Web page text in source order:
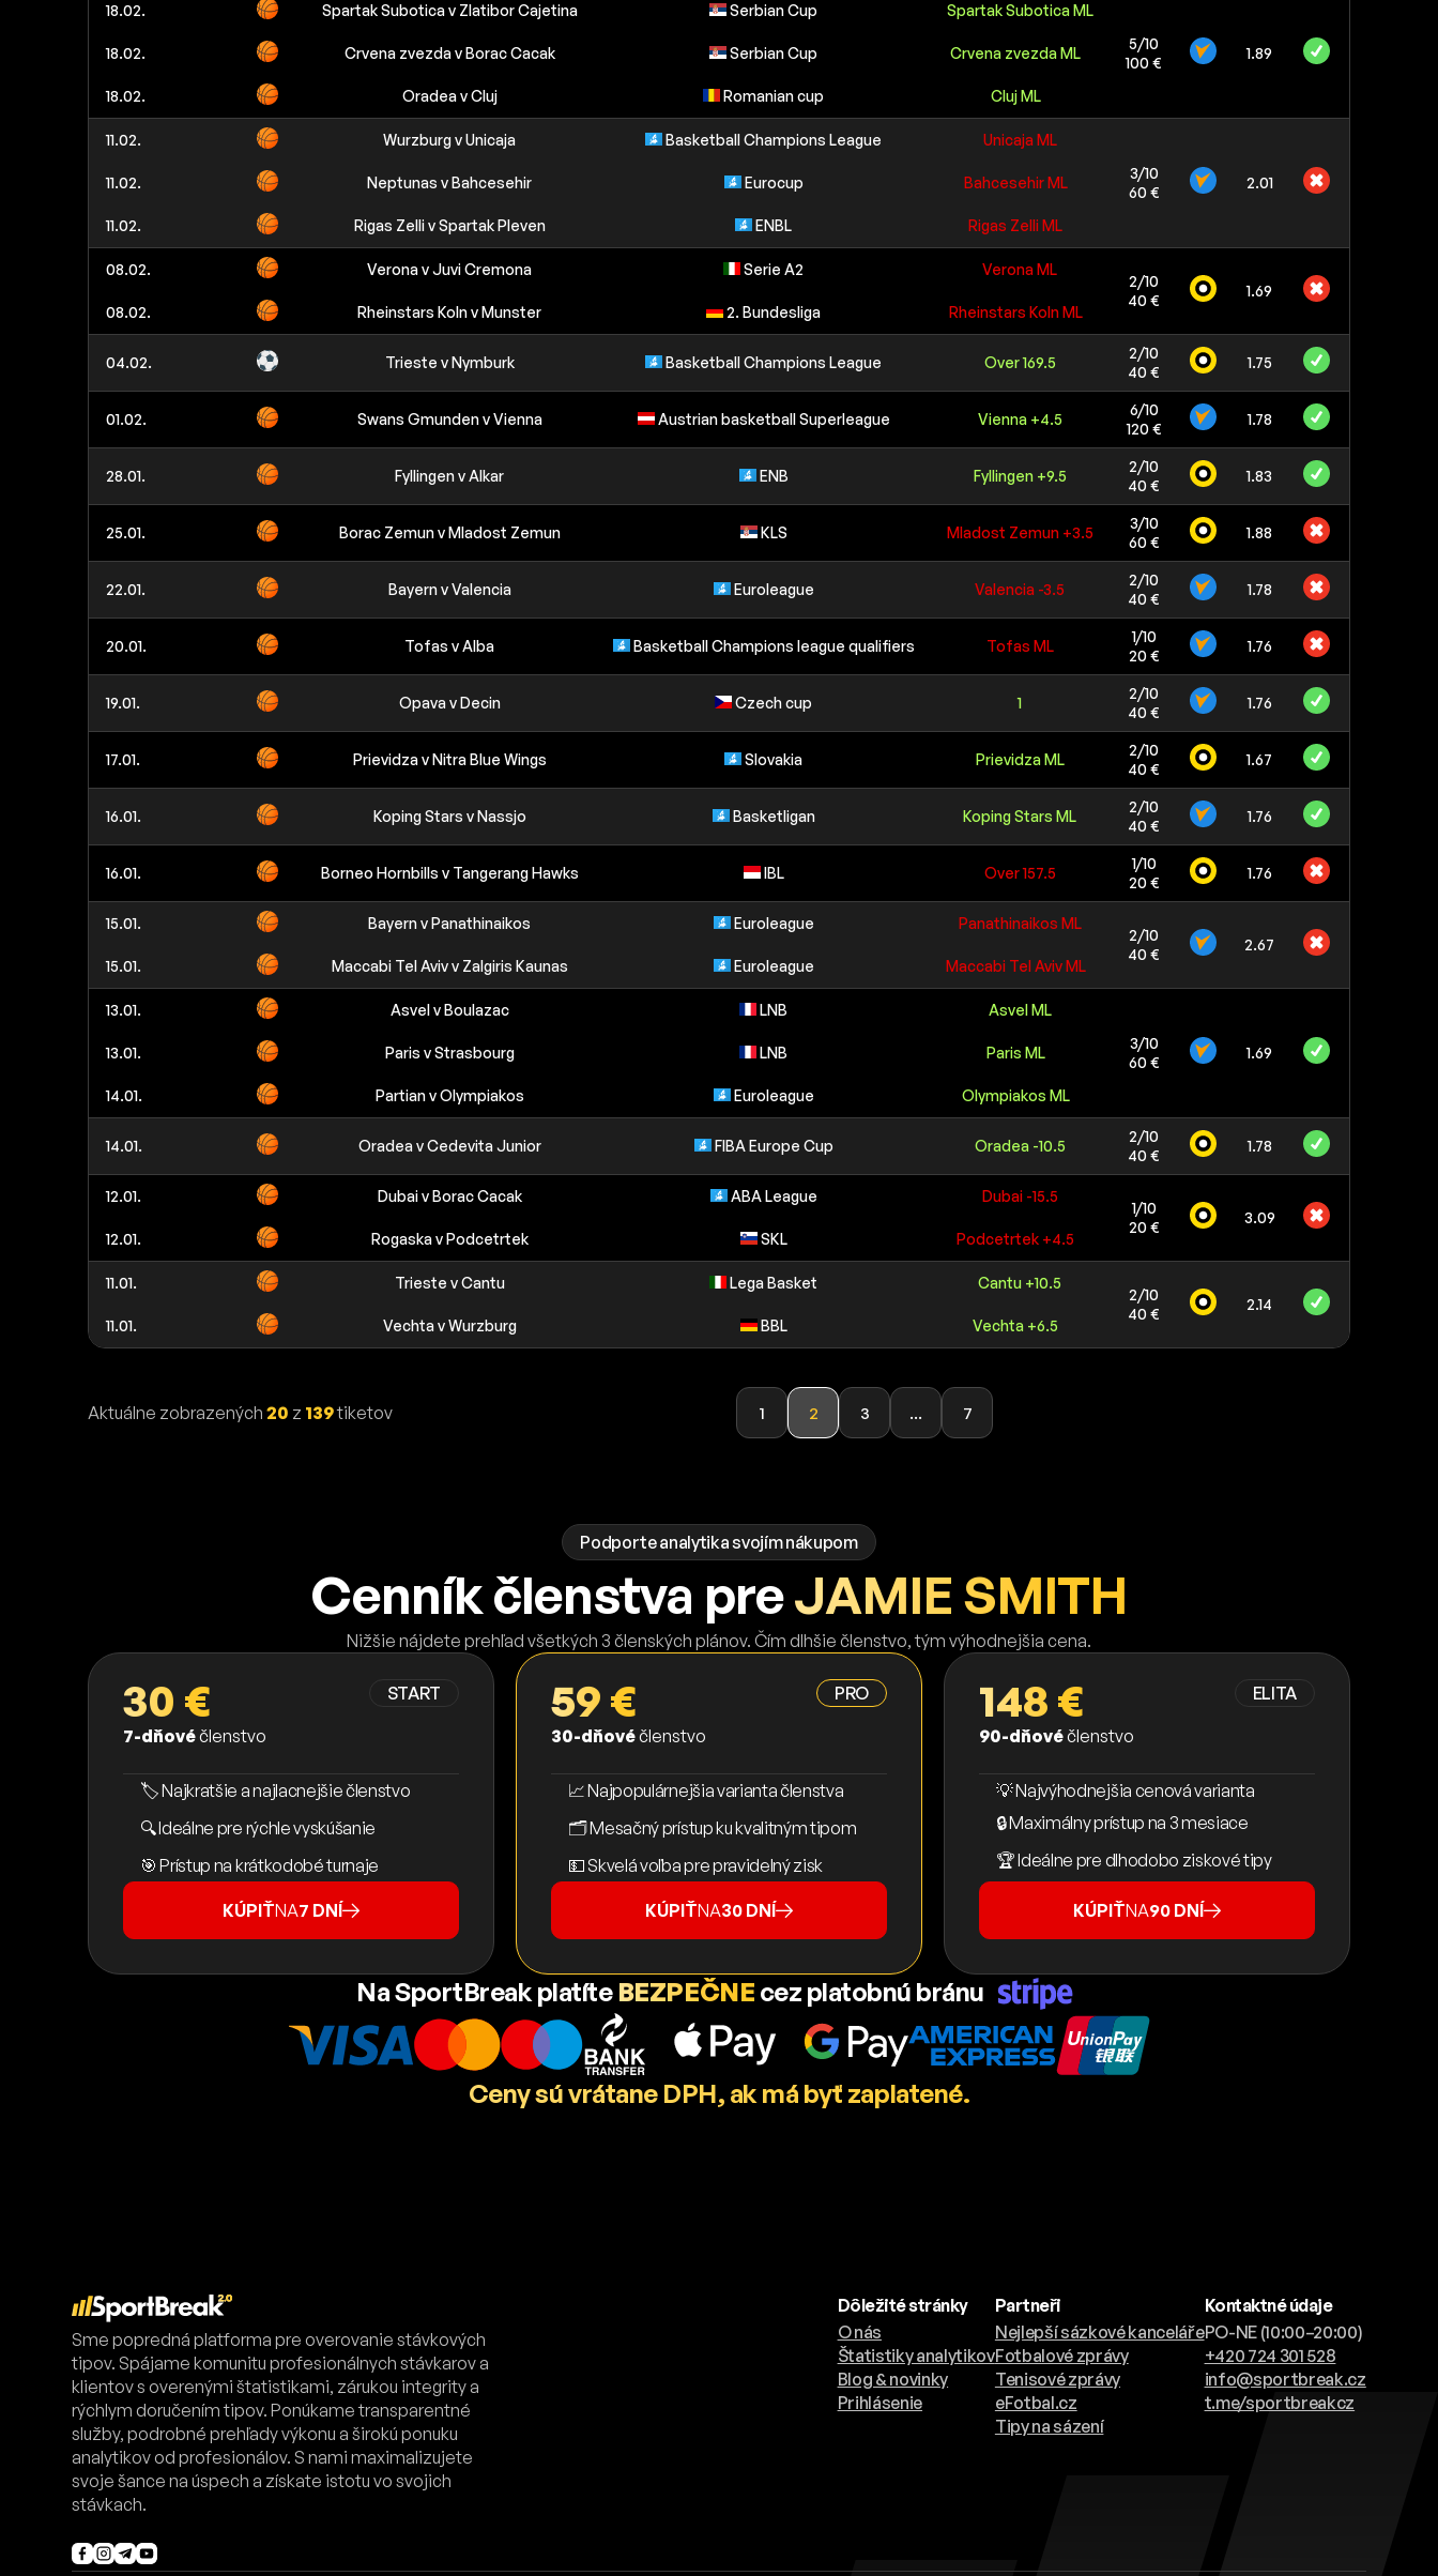
18.02. Spartak Subotica v Zlatibor Cajetina Serbian Cup
Spartak Subotica ML
5/10
100 €
1.89
18.02. Crvena zvezda v Borac Cacak Serbian Cup Crvena zvezda ML
18.02. Oradea v Cluj Romanian cup Cluj ML
11.02. Wurzburg v Unicaja Basketball Champions League
Unicaja ML
3/10
60 €
2.01
11.02. Neptunas v Bahcesehir Eurocup Bahcesehir ML
11.02. Rigas Zelli v Spartak Pleven ENBL Rigas Zelli ML
08.02. Verona v Juvi Cremona Serie A2 Verona ML
2/10
40 €
1.69
08.02.
Rheinstars Koln v Munster 2. Bundesliga Rheinstars Koln ML
04.02. Trieste v Nymburk Basketball Champions League Over 169.5
2/10
40 €
1.75
01.02. Swans Gmunden v Vienna Austrian basketball Superleague Vienna +4.5
6/10
120 €
1.78
28.01. Fyllingen v Alkar ENB Fyllingen +9.5
2/10
40 €
1.83
25.01. Borac Zemun v Mladost Zemun KLS Mladost Zemun +3.5
3/10
60 €
1.88
22.01. Bayern v Valencia Euroleague Valencia -3.5
2/10
40 €
1.78
20.01. Tofas v Alba Basketball Champions league qualifiers Tofas ML
1/10
20 €
1.76
19.01. Opava v Decin Czech cup 1
2/10
40 €
1.76
17.01. Prievidza v Nitra Blue Wings Slovakia Prievidza ML
2/10
40 €
1.67
16.01. Koping Stars v Nassjo Basketligan Koping Stars ML
2/10
40 €
1.76
16.01. Borneo Hornbills v Tangerang Hawks IBL Over 157.5
1/10
20 €
1.76
15.01. Bayern v Panathinaikos Euroleague Panathinaikos ML
2/10
40 €
2.67
15.01.
Maccabi Tel Aviv v Zalgiris Kaunas Euroleague Maccabi Tel Aviv ML
13.01. Asvel v Boulazac LNB
Asvel ML
3/10
60 €
1.69
13.01. Paris v Strasbourg LNB Paris ML
14.01. Partian v Olympiakos Euroleague Olympiakos ML
14.01. Oradea v Cedevita Junior FIBA Europe Cup Oradea -10.5
2/10
40 €
1.78
12.01. Dubai v Borac Cacak ABA League Dubai -15.5
1/10
20 €
3.09
12.01.
Rogaska v Podcetrtek SKL Podcetrtek +4.5
11.01. Trieste v Cantu Lega Basket Cantu +10.5
2/10
40 €
2.14
11.01.
Vechta v Wurzburg BBL Vechta +6.5
Aktuálne zobrazených 20 z 139tiketov 1 2 3 ... 7
Podporte analytika svojím nákupom
Cenník členstva preJAMIE SMITH
Nižšie nájdete prehľad všetkých 3 členských plánov. Čím dlhšie členstvo, tým výhodnejšia cena.
START
30 €
7-dňovéčlenstvo
🏷️ Najkratšie a najlacnejšie členstvo
🔍 Ideálne pre rýchle vyskúšanie
🎯 Prístup na krátkodobé turnaje
KÚPIŤNA7 DNÍ
PRO
59 €
30-dňovéčlenstvo
📈 Najpopulárnejšia varianta členstva
🗂️ Mesačný prístup ku kvalitným tipom
💵 Skvelá voľba pre pravidelný zisk
KÚPIŤNA30 DNÍ
ELITA
148 €
90-dňovéčlenstvo
💡 Najvýhodnejšia cenová varianta
🔒 Maximálny prístup na 3 mesiace
🏆 Ideálne pre dlhodobo ziskové tipy
KÚPIŤNA90 DNÍ
Na SportBreak platíte BEZPEČNE cez platobnú bránu
Ceny sú vrátane DPH, ak má byť zaplatené.
Sme popredná platforma pre overovanie stávkových
tipov. Spájame komunitu profesionálnych stávkarov a
klientov s overenými štatistikami, zárukou integrity a
rýchlym doručením tipov. Ponúkame transparentné
služby, podrobné prehľady výkonu a širokú ponuku
analytikov od profesionálov. S nami maximalizujete
svoje šance na úspech a získate istotu vo svojich
stávkach.
Dôležité stránky
O nás
Štatistiky analytikov
Blog & novinky
Prihlásenie
Partneři
Nejlepší sázkové kanceláře
Fotbalové zprávy
Tenisové zprávy
eFotbal.cz
Tipy na sázení
Kontaktné údaje
PO-NE (10:00–20:00)
+420 724 301 528
info@sportbreak.cz
t.me/sportbreakcz